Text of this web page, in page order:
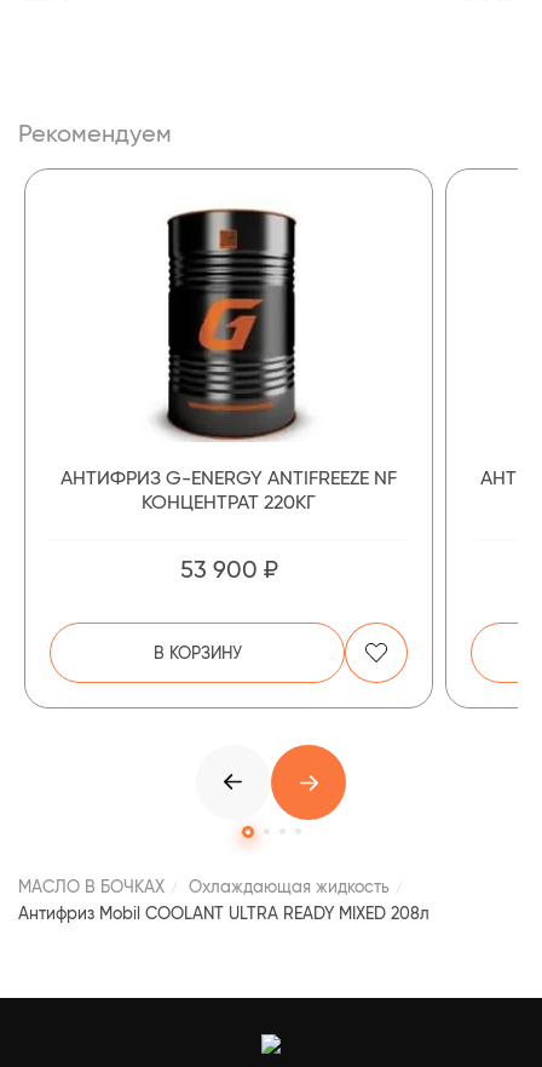
Рекомендуем
АНТИФРИЗ G-ENERGY ANTIFREEZE NF
КОНЦЕНТРАТ 220КГ
53 900 ₽
В КОРЗИНУ
МАСЛО В БОЧКАХ
Охлаждающая жидкость
Антифриз Mobil COOLANT ULTRA READY MIXED 208л